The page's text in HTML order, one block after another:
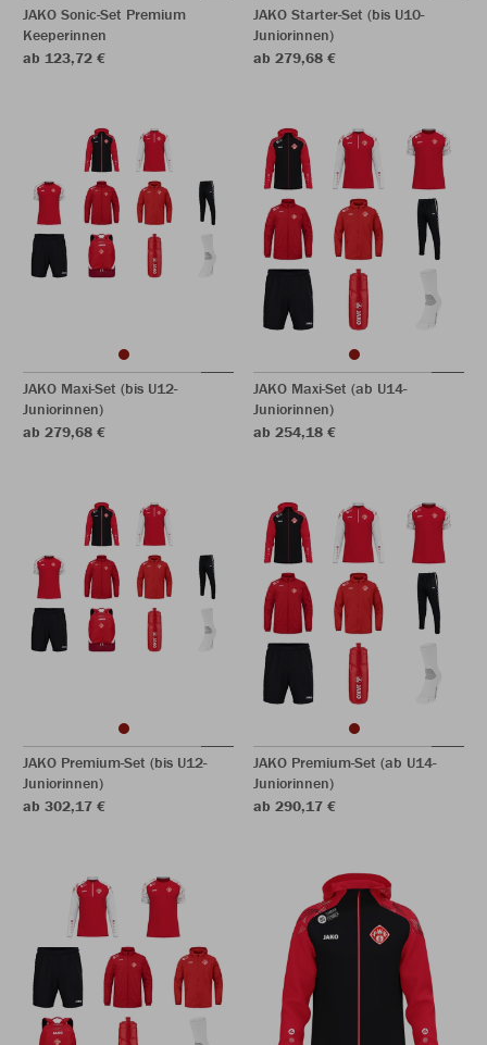
JAKO Sonic-Set Premium
Keeperinnen
ab 123,72 €
JAKO Starter-Set (bis U10-
Juniorinnen)
ab 279,68 €
JAKO Maxi-Set (bis U12-
Juniorinnen)
ab 279,68 €
JAKO Maxi-Set (ab U14-
Juniorinnen)
ab 254,18 €
JAKO Premium-Set (bis U12-
Juniorinnen)
ab 302,17 €
JAKO Premium-Set (ab U14-
Juniorinnen)
ab 290,17 €